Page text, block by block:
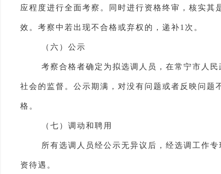
应程度进行全面考察。同时进行资格终审，核实
效。考察中若出现不合格或弃权的， 递补1次 。
（ 六 ）公示
考察合格者确定为拟选调人员，在常宁市人民
社会的监督。公示期满 ， 对没有问题或者反映问题
格。
（七）调动和聘用
所有选调人员经公示无异议后， 经选调工作
资待遇。